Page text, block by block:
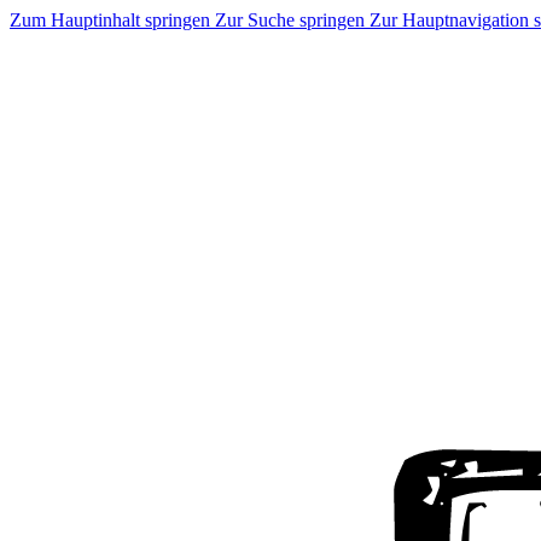
Zum Hauptinhalt springen Zur Suche springen Zur Hauptnavigation